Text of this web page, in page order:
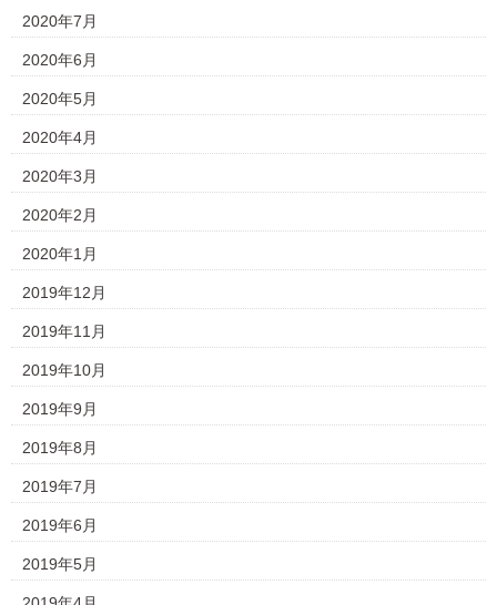
2020年7月
2020年6月
2020年5月
2020年4月
2020年3月
2020年2月
2020年1月
2019年12月
2019年11月
2019年10月
2019年9月
2019年8月
2019年7月
2019年6月
2019年5月